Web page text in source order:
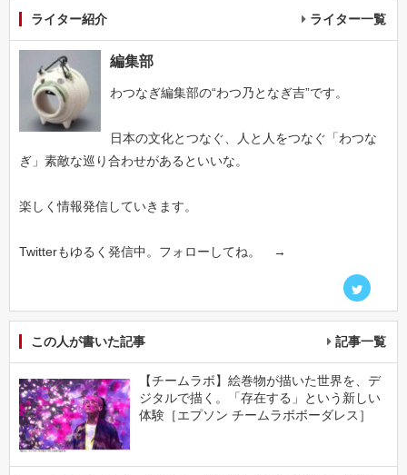
ライター紹介 ライター一覧
編集部
わつなぎ編集部の“わつ乃となぎ吉”です。
日本の文化とつなぐ、人と人をつなぐ「わつな
ぎ」素敵な巡り合わせがあるといいな。
楽しく情報発信していきます。
Twitterもゆるく発信中。フォローしてね。 →
この人が書いた記事 記事一覧
【チームラボ】絵巻物が描いた世界を、デ
ジタルで描く。「存在する」という新しい
体験［エプソン チームラボボーダレス］